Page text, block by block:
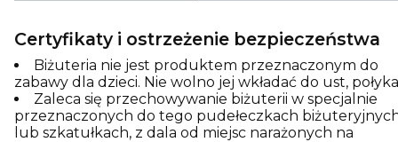
Certyfikaty i ostrzeżenie bezpieczeństwa
Biżuteria nie jest produktem przeznaczonym do
zabawy dla dzieci. Nie wolno jej wkładać do ust,
Zaleca się przechowywanie biżuterii w specjalnie
przeznaczonych do tego pudełeczkach
lub szkatułkach, z dala od miejsc narażonych na